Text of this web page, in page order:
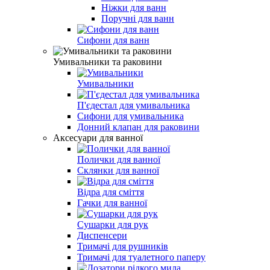
Ніжки для ванн
Поручні для ванн
Сифони для ванн
Умивальники та раковини
Умивальники
П'єдестал для умивальника
Сифони для умивальника
Донний клапан для раковини
Аксесуари для ванної
Полички для ванної
Склянки для ванної
Відра для сміття
Гачки для ванної
Сушарки для рук
Диспенсери
Тримачі для рушників
Тримачі для туалетного паперу